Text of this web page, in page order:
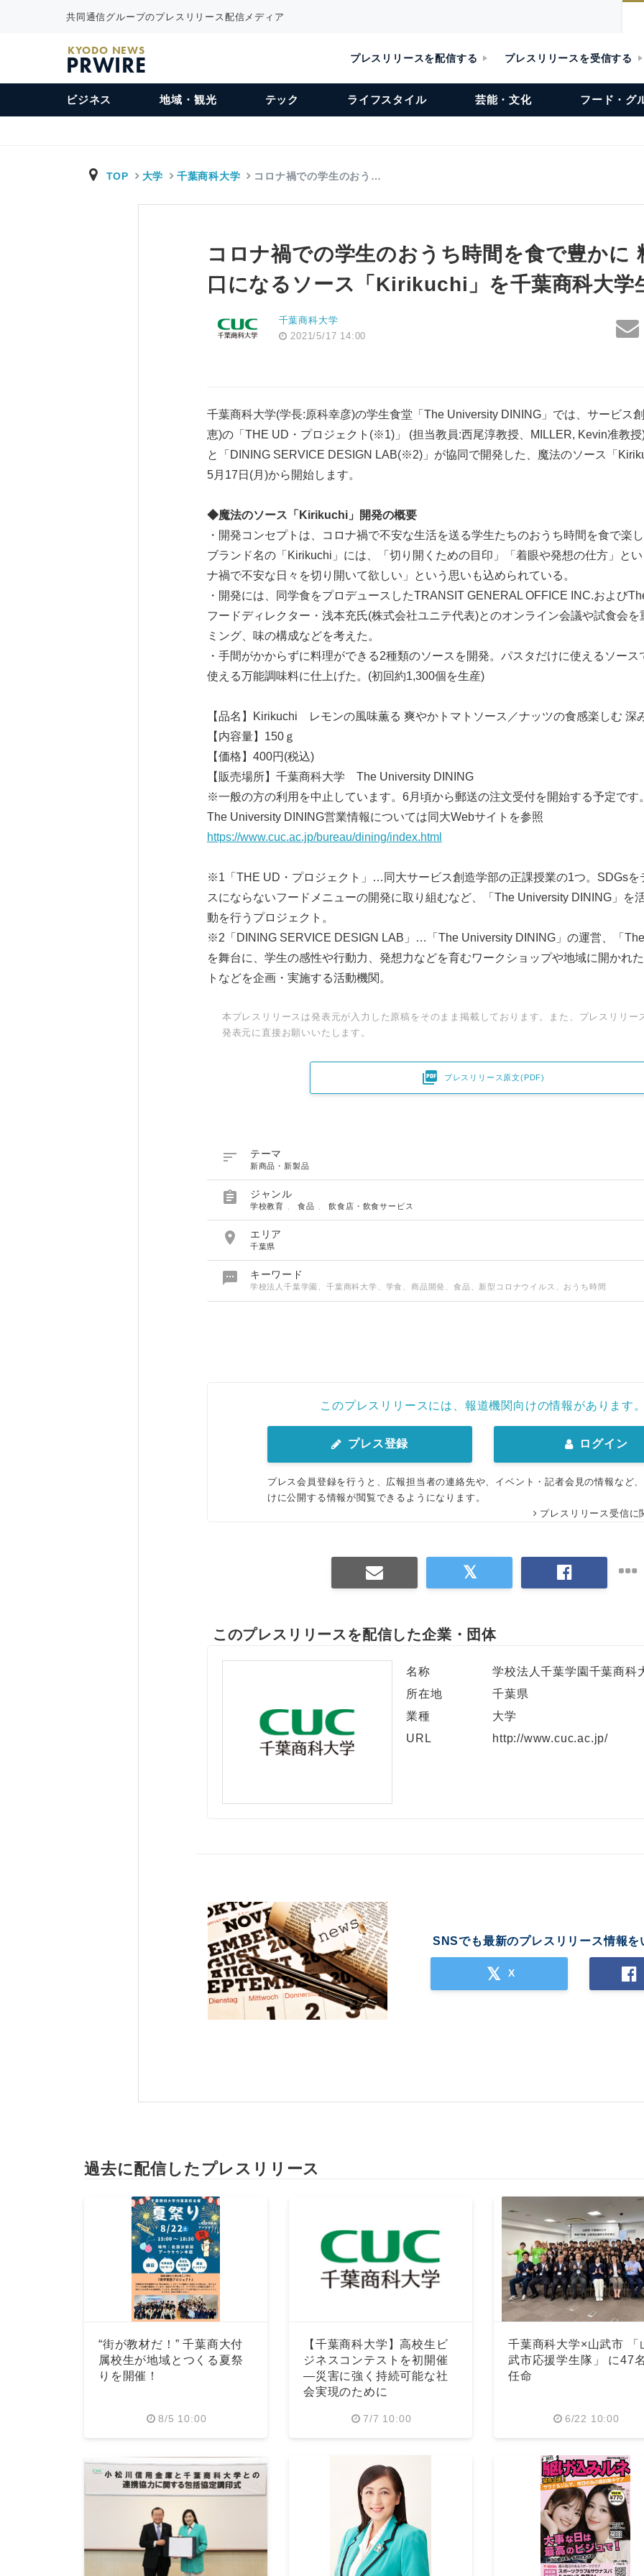
共同通信グループのプレスリリース配信メディア
KYODO NEWS
PRWIRE プレスリリースを配信する プレスリリースを受信する
ビジネス 地域・観光 テック ライフスタイル 芸能・文化 フード・グ
TOP 大学 千葉商科大学 コロナ禍での学生のおう…
コロナ禍での学生のおうち時間を食で豊かに
口になるソース「Kirikuchi」を千葉商科大学
千葉商科大学
2021/5/17 14:00
千葉商科大学(学長:原科幸彦)の学生食堂「The University DINING」では、サービス
恵)の「THE UD・プロジェクト(※1)」 (担当教員:西尾淳教授、MILLER, Kevin准教
と「DINING SERVICE DESIGN LAB(※2)」が協同で開発した、魔法のソース「
5月17日(月)から開始します。
◆魔法のソース「Kirikuchi」開発の概要
・開発コンセプトは、コロナ禍で不安な生活を送る学生たちのおうち時間を食で楽
ブランド名の「Kirikuchi」には、「切り開くための目印」「着眼や発想の仕方」と
ナ禍で不安な日々を切り開いて欲しい」という思いも込められている。
・開発には、同学食をプロデュースしたTRANSIT GENERAL OFFICE INC.および
フードディレクター・浅本充氏(株式会社ユニテ代表)とのオンライン会議や試食会
ミング、味の構成などを考えた。
・手間がかからずに料理ができる2種類のソースを開発。パスタだけに使えるソー
使える万能調味料に仕上げた。(初回約1,300個を生産)
【品名】Kirikuchi レモンの風味薫る 爽やかトマトソース／ナッツの食感楽しむ 深
【内容量】150ｇ
【価格】400円(税込)
【販売場所】千葉商科大学 The University DINING
※一般の方の利用を中止しています。6月頃から郵送の注文受付を開始する予定です
The University DINING営業情報については同大Webサイトを参照
https://www.cuc.ac.jp/bureau/dining/index.html
※1「THE UD・プロジェクト」…同大サービス創造学部の正課授業の1つ。SDGsを
スにならないフードメニューの開発に取り組むなど、「The University DINING」を
動を行うプロジェクト。
※2「DINING SERVICE DESIGN LAB」…「The University DINING」の運営、「
を舞台に、学生の感性や行動力、発想力などを育むワークショップや地域に開かれ
トなどを企画・実施する活動機関。
本プレスリリースは発表元が入力した原稿をそのまま掲載しております。また、プレスリリー
発表元に直接お願いいたします。
 プレスリリース原文(PDF)
 テーマ
新商品・新製品
 ジャンル
学校教育 、食品 、飲食店・飲食サービス
 エリア
千葉県
 キーワード
学校法人千葉学園、千葉商科大学、学食、商品開発、食品、新型コロナウイルス、おうち時間
このプレスリリースには、報道機関向けの情報があります
プレス登録 ログイン
プレス会員登録を行うと、広報担当者の連絡先や、イベント・記者会見の情報など
けに公開する情報が閲覧できるようになります。
プレスリリース受信に
このプレスリリースを配信した企業・団体
名称
学校法人千葉学園千葉商科
所在地
千葉県
業種
大学
URL
http://www.cuc.ac.jp/
SNSでも最新のプレスリリース情報を
X
過去に配信したプレスリリース
“街が教材だ！” 千葉商大付
属校生が地域とつくる夏祭
りを開催！
8/5 10:00
【千葉商科大学】高校生ビ
ジネスコンテストを初開催
―災害に強く持続可能な社
会実現のために
7/7 10:00
千葉商科大学×山武市 「
武市応援学生隊」 に47
任命
6/22 10:00
Japanese
English